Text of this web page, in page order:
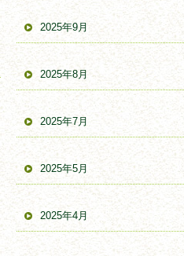
2025年9月
2025年8月
2025年7月
2025年5月
2025年4月